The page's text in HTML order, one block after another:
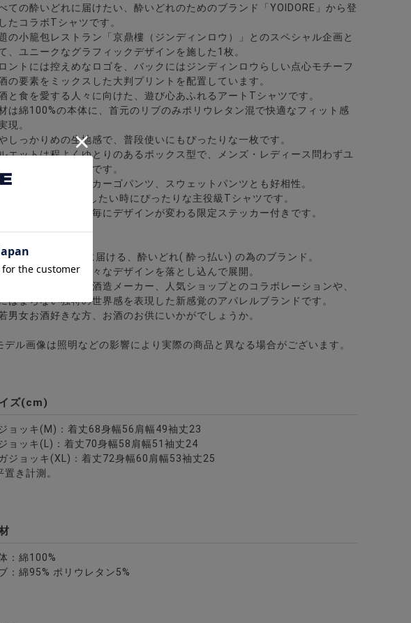
2色
ハーフスリーブニット/全12色
ンホリゾンタルカラー7分袖カプリシャツ/全8色
全2色
アサッカーポロシャツ/全4色
半袖ニット/3色
半袖Tシャツ カイジコラボA/全2色
ての酔いどれに届けたい、酔いどれのためのブランド「YOIDORE」から登
たコラボTシャツです。
の小籠包レストラン「京鼎樓（ジンディンロウ）」とのスペシャル企画と
、ユニークなグラフィックデザインを施した1枚。
ントには控えめなロゴを、バックにはジンディンロウらしい点心モチーフ
の要素をミックスした大判プリントを配置しています。
と食を愛する人々に向けた、遊び心あふれるアートTシャツです。
は綿100%の本体に、首元のリブのみポリウレタン混で快適なフィット感
現。
しっかりめの生地感で、普段使いにもぴったりな一枚です。
エットは程よくゆとりのあるボックス型で、メンズ・レディース問わずユ
セックスで着用可能です。
ュアルなデニムやカーゴパンツ、スウェットパンツとも好相性。
でインパクトを出したい時にぴったりな主役級Tシャツです。
の商品にシーズン毎にデザインが変わる限定ステッカー付きです。
どれ( 酔っ払い) に届ける、酔いどれ( 酔っ払い) の為のブランド。
をテーマにした様々なデザインを落とし込んで展開。
鋭のアーティストや酒造メーカー、人気ショップとのコラボレーションや、
はまらない独特の世界感を表現した新感覚のアパレルブランドです。
男女お酒好きな方、お酒のお供にいかがでしょうか。
デル画像は照明などの影響により実際の商品と異なる場合がございます。
ズ(cm)
ョッキ(M)：着丈68身幅56肩幅49袖丈23
ョッキ(L)：着丈70身幅58肩幅51袖丈24
ジョッキ(XL)：着丈72身幅60肩幅53袖丈25
置き計測。
：綿100%
：綿95% ポリウレタン5%